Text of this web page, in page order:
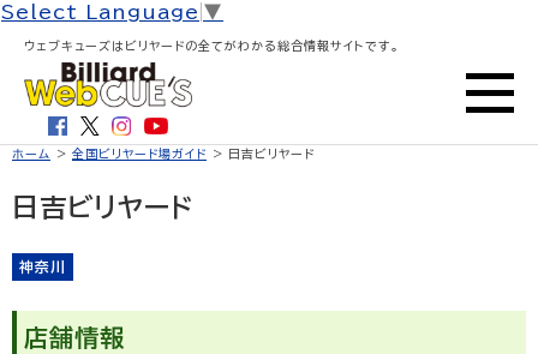
Select Language ▼
ウェブキューズはビリヤードの全てがわかる総合情報サイトです。
ホーム > 全国ビリヤード場ガイド > 日吉ビリヤード
日吉ビリヤード
神奈川
店舗情報